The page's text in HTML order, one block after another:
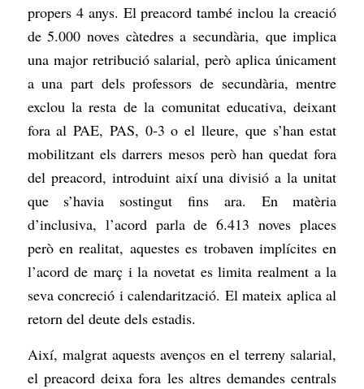
propers 4 anys. El preacord també inclou la creació
de 5.000 noves càtedres a secundària, que implica
una major retribució salarial, però aplica únicament
a una part dels professors de secundària, mentre
exclou la resta de la comunitat educativa, deixant
fora al PAE, PAS, 0-3 o el lleure, que s’han estat
mobilitzant els darrers mesos però han quedat fora
del preacord, introduint així una divisió a la unitat
que s’havia sostingut fins ara. En matèria
d’inclusiva, l’acord parla de 6.413 noves places
però en realitat, aquestes es trobaven implícites en
l’acord de març i la novetat es limita realment a la
seva concreció i calendarització. El mateix aplica al
retorn del deute dels estadis.
Així, malgrat aquests avenços en el terreny salarial,
el preacord deixa fora les altres demandes centrals